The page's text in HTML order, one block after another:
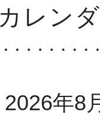
カレン
2026年8